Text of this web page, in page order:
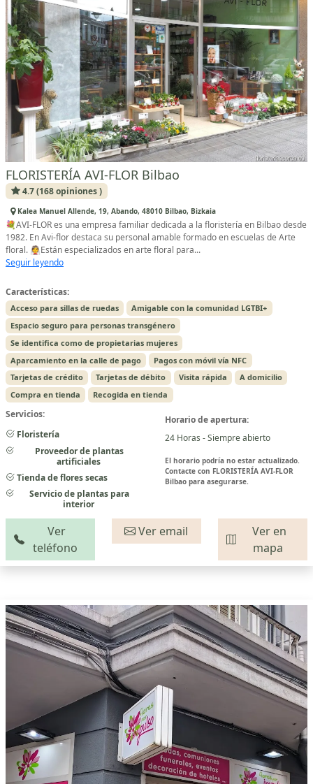
FLORISTERÍA AVI-FLOR Bilbao
4.7 (168 opiniones )
Kalea Manuel Allende, 19, Abando, 48010 Bilbao, Bizkaia
💐AVI-FLOR es una empresa familiar dedicada a la floristería en Bilbao desde
1982. En Avi-flor destaca su personal amable formado en escuelas de Arte
floral. 👰Están especializados en arte floral para...
Seguir leyendo
Características:
Acceso para sillas de ruedas
Amigable con la comunidad LGTBI+
Espacio seguro para personas transgénero
Se identifica como de propietarias mujeres
Aparcamiento en la calle de pago
Pagos con móvil vía NFC
Tarjetas de crédito
Tarjetas de débito Visita rápida
A domicilio
Compra en tienda
Recogida en tienda
Servicios:
Floristería
Proveedor de plantas
artificiales
Tienda de flores secas
Servicio de plantas para
interior
Horario de apertura:
24 Horas - Siempre abierto
El horario podría no estar actualizado.
Contacte con FLORISTERÍA AVI-FLOR
Bilbao para asegurarse.
Ver
teléfono
Ver email
Ver en
mapa